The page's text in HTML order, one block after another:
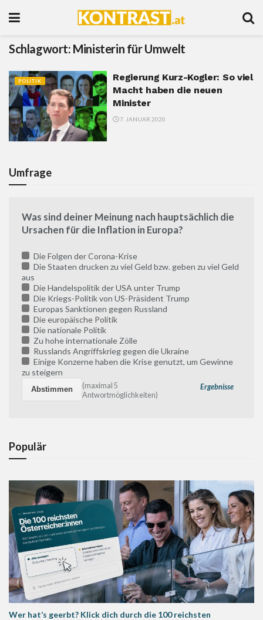
Schlagwort: Ministerin für Umwelt
POLITIK
Regierung Kurz-Kogler: So viel
Macht haben die neuen
Minister
7. JANUAR 2020
Umfrage
Was sind deiner Meinung nach hauptsächlich die
Ursachen für die Inflation in Europa?
Die Folgen der Corona-Krise
Die Staaten drucken zu viel Geld bzw. geben zu viel Geld
aus
Die Handelspolitik der USA unter Trump
Die Kriegs-Politik von US-Präsident Trump
Europas Sanktionen gegen Russland
Die europäische Politik
Die nationale Politik
Zu hohe internationale Zölle
Russlands Angriffskrieg gegen die Ukraine
Einige Konzerne haben die Krise genutzt, um Gewinne
zu steigern
Ergebnisse
(maximal 5
Antwortmöglichkeiten)
Populär
Wer hat’s geerbt? Klick dich durch die 100 reichsten